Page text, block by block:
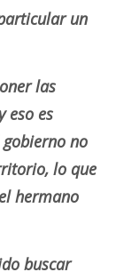
un
las
eso es
no
lo que
hermano
buscar